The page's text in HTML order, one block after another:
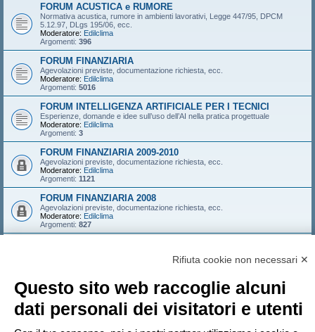
FORUM ACUSTICA e RUMORE
Normativa acustica, rumore in ambienti lavorativi, Legge 447/95, DPCM
5.12.97, DLgs 195/06, ecc.
Moderatore: Edilclima
Argomenti: 396
FORUM FINANZIARIA
Agevolazioni previste, documentazione richiesta, ecc.
Moderatore: Edilclima
Argomenti: 5016
FORUM INTELLIGENZA ARTIFICIALE PER I TECNICI
Esperienze, domande e idee sull’uso dell’AI nella pratica progettuale
Moderatore: Edilclima
Argomenti: 3
FORUM FINANZIARIA 2009-2010
Agevolazioni previste, documentazione richiesta, ecc.
Moderatore: Edilclima
Argomenti: 1121
FORUM FINANZIARIA 2008
Agevolazioni previste, documentazione richiesta, ecc.
Moderatore: Edilclima
Argomenti: 827
LOGIN
ISCRIVITI
Nome utente:
Rifiuta cookie non necessari ✕
Questo sito web raccoglie alcuni
dati personali dei visitatori e utenti